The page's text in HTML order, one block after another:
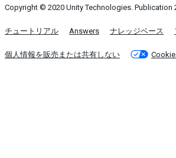
Copyright © 2020 Unity Technologies. Publication
チュートリアル Answers ナレッジベース
個人情報を販売または共有しない